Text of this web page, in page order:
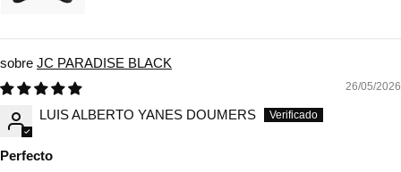
JC PARADISE BLACK
26/05/2026
LUIS ALBERTO YANES DOUMERS
Perfecto